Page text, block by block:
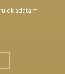
adataim